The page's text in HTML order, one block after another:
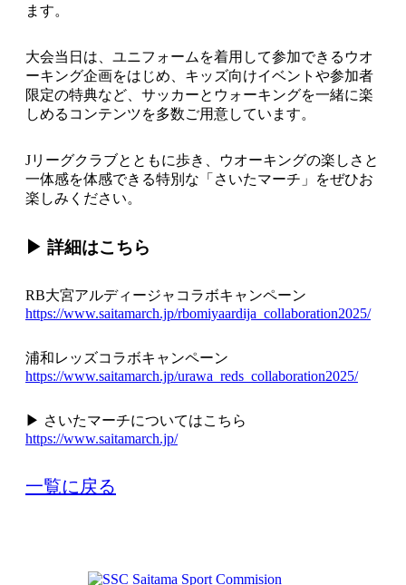
ます。
大会当日は、ユニフォームを着用して参加できるウオ
ーキング企画をはじめ、キッズ向けイベントや参加者
限定の特典など、サッカーとウォーキングを一緒に楽
しめるコンテンツを多数ご用意しています。
Jリーグクラブとともに歩き、ウオーキングの楽しさと
一体感を体感できる特別な「さいたマーチ」をぜひお
楽しみください。
▶ 詳細はこちら
RB大宮アルディージャコラボキャンペーン
https://www.saitamarch.jp/rbomiyaardija_collaboration2025/
浦和レッズコラボキャンペーン
https://www.saitamarch.jp/urawa_reds_collaboration2025/
▶ さいたマーチについてはこちら
https://www.saitamarch.jp/
一覧に戻る